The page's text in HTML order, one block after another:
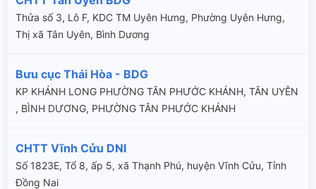
Thửa số 3, Lô F, KDC TM Uyên Hưng, Phường Uyên Hưng,
Thị xã Tân Uyên, Bình Dương
Bưu cục Thái Hòa - BDG
KP KHÁNH LONG PHƯỜNG TÂN PHƯỚC KHÁNH, TÂN UYÊN
, BÌNH DƯƠNG, PHƯỜNG TÂN PHƯỚC KHÁNH
CHTT Vĩnh Cửu DNI
Số 1823E, Tổ 8, ấp 5, xã Thạnh Phú, huyện Vĩnh Cửu, Tỉnh
Đồng Nai